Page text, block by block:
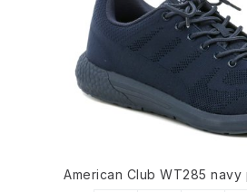
American Club WT285